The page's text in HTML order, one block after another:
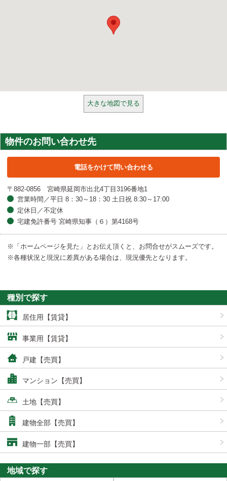
大きな地図で見る
物件のお問い合わせ先
電話をかけて問い合わせる
〒882-0856 宮崎県延岡市出北4丁目3196番地1
営業時間／平日 8：30～18：30 土日祝 8:30～17:00
定休日／不定休
宅建免許番号 宮崎県知事（６）第4168号
※「ホームページを見た」とお伝え頂くと、お問合せがスムーズです。
※各種状況と現況に差異がある場合は、現況優先となります。
種別で探す
居住用【賃貸】
事業用【賃貸】
戸建【売買】
マンション【売買】
土地【売買】
建物全部【売買】
建物一部【売買】
地域で探す